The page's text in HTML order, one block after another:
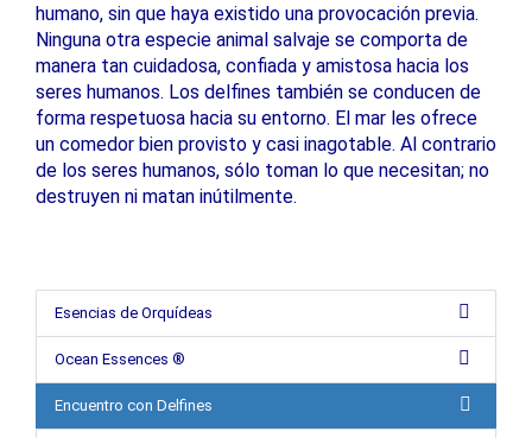
humano, sin que haya existido una provocación previa.
Ninguna otra especie animal salvaje se comporta de
manera tan cuidadosa, confiada y amistosa hacia los
seres humanos. Los delfines también se conducen de
forma respetuosa hacia su entorno. El mar les ofrece
un comedor bien provisto y casi inagotable. Al contrario
de los seres humanos, sólo toman lo que necesitan; no
destruyen ni matan inútilmente.
Esencias de Orquídeas
Ocean Essences ®
Encuentro con Delfines